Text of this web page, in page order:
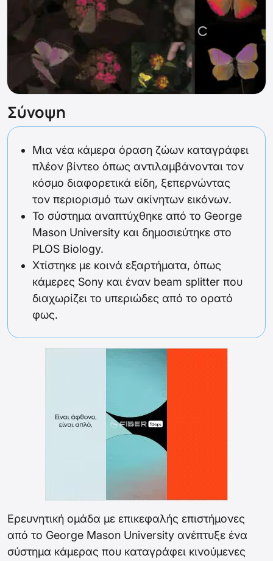
Σύνοψη
Μια νέα κάμερα όραση ζώων καταγράφει
πλέον βίντεο όπως αντιλαμβάνονται τον
κόσμο διαφορετικά είδη, ξεπερνώντας
τον περιορισμό των ακίνητων εικόνων.
Το σύστημα αναπτύχθηκε από το George
Mason University και δημοσιεύτηκε στο
PLOS Biology.
Χτίστηκε με κοινά εξαρτήματα, όπως
κάμερες Sony και έναν beam splitter που
διαχωρίζει το υπεριώδες από το ορατό
φως.
Ερευνητική ομάδα με επικεφαλής επιστήμονες
από το George Mason University ανέπτυξε ένα
σύστημα κάμερας που καταγράφει κινούμενες